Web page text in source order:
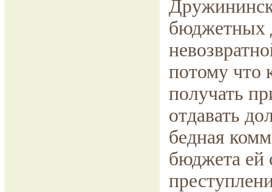
бюджетных
потому что
получать
отдавать
бедная
бюджета ей